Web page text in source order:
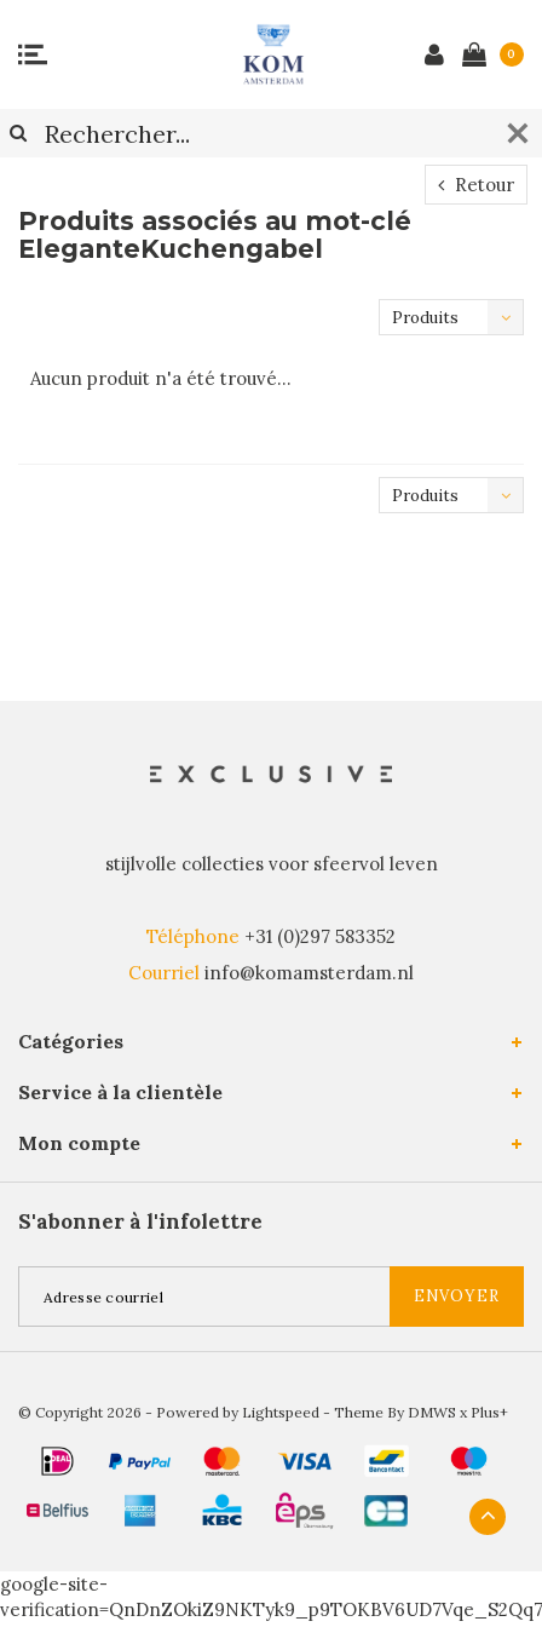
0
Retour
Produits associés au mot-clé
EleganteKuchengabel
Produits
Aucun produit n'a été trouvé...
Produits
stijlvolle collecties voor sfeervol leven
Téléphone +31 (0)297 583352
Courriel info@komamsterdam.nl
Catégories
Service à la clientèle
Mon compte
S'abonner à l'infolettre
ENVOYER
© Copyright 2026 - Powered by Lightspeed - Theme By DMWS x Plus+
google-site-